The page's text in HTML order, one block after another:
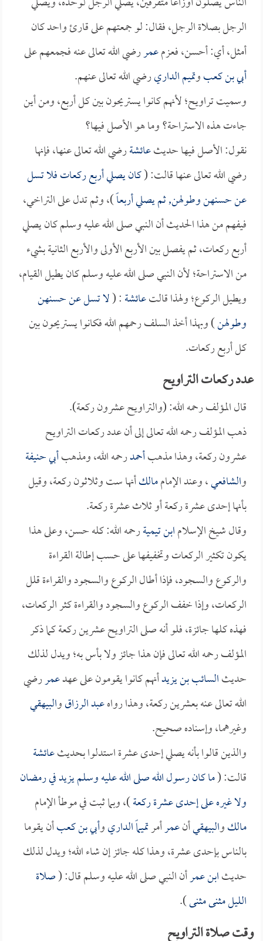
الرجل بصلاة الرجل، فقال: لو جمعتهم على قارئ واحد كان
أمثل، أي: أحسن، فعزمعمررضي الله تعالى عنه فجمعهم على
أبي بن كعبوتميم الداريرضي الله تعالى عنهم.
وسميت تراويح؛ لأنهم كانوا يستريحون بين كل أربع، ومن أين
جاءت هذه الاستراحة؟ وما هو الأصل فيها؟
نقول: الأصل فيها حديثعائشةرضي الله تعالى عنها، فإنها
رضي الله تعالى عنها قالت: (كان يصلي أربع ركعات فلا تسل
عن حسنهن وطولهن, ثم يصلي أربعاً)، وثم تدل على التراخي،
فيفهم من هذا الحديث أن النبي صلى الله عليه وسلم كان يصلي
أربع ركعات، ثم يفصل بين الأربع الأولى والأربع الثانية بشيء
من الاستراحة؛ لأن النبي صلى الله عليه وسلم كان يطيل القيام،
ويطيل الركوع؛ ولهذا قالتعائشة: (لا تسل عن حسنهن
وطولهن) وبهذا أخذ السلف رحمهم الله فكانوا يستريحون بين
كل أربع ركعات.
عدد ركعات التراويح
قال المؤلف رحمه الله: (والتراويح عشرون ركعة).
ذهب المؤلف رحمه الله تعالى إلى أن عدد ركعات التراويح
عشرون ركعة، وهذا مذهبأحمدرحمه الله، ومذهبأبي حنيفة
والشافعي، وعند الإماممالكأنها ست وثلاثون ركعة، وقيل
بأنها إحدى عشرة ركعة أو ثلاث عشرة ركعة.
وقال شيخ الإسلامابن تيميةرحمه الله: كله حسن، وعلى هذا
يكون تكثير الركعات وتخفيفها على حسب إطالة القراءة
والركوع والسجود، فإذا أطال الركوع والسجود والقراءة قلل
الركعات، وإذا خفف الركوع والسجود والقراءة كثر الركعات،
فهذه كلها جائزة، فلو أنه صلى التراويح عشرين ركعة كما ذكر
المؤلف رحمه الله تعالى فإن هذا جائز ولا بأس به؛ ويدل لذلك
حديثالسائب بن يزيدأنهم كانوا يقومون على عهدعمررضي
الله تعالى عنه بعشرين ركعة، وهذا رواهعبد الرزاقوالبيهقي
وغيرهما، وإسناده صحيح.
والذين قالوا بأنه يصلي إحدى عشرة استدلوا بحديثعائشة
قالت: (ما كان رسول الله صلى الله عليه وسلم يزيد في رمضان
ولا غيره على إحدى عشرة ركعة)، وبما ثبت في موطأ الإمام
مالكوالبيهقيأنعمرأمرتميماً الداريوأبي بن كعبأن يقوما
بالناس بإحدى عشرة، وهذا كله جائز إن شاء الله؛ ويدل لذلك
حديثابن عمرأن النبي صلى الله عليه وسلم قال: (صلاة
الليل مثنى مثنى).
وقت صلاة التراويح